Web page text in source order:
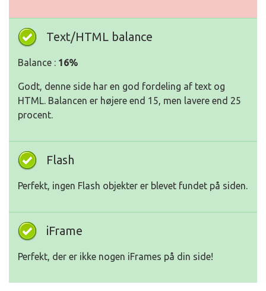
Text/HTML balance
Balance : 16%
Godt, denne side har en god fordeling af text og
HTML. Balancen er højere end 15, men lavere end 25
procent.
Flash
Perfekt, ingen Flash objekter er blevet fundet på siden.
iFrame
Perfekt, der er ikke nogen iFrames på din side!